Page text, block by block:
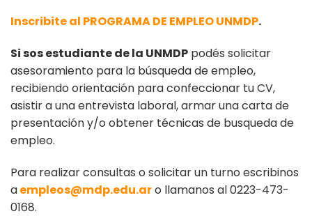
Inscribite al PROGRAMA DE EMPLEO UNMDP.
Si sos estudiante de la UNMDP podés solicitar
asesoramiento para la búsqueda de empleo,
recibiendo orientación para confeccionar tu CV,
asistir a una entrevista laboral, armar una carta de
presentación y/o obtener técnicas de busqueda de
empleo.
Para realizar consultas o solicitar un turno escribinos
aempleos@mdp.edu.aro llamanos al 0223-473-
0168.